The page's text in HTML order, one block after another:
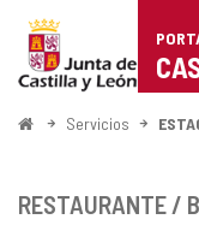
Portal
de
Turismo
Castilla
InicioServicios
RESTAURANTE /